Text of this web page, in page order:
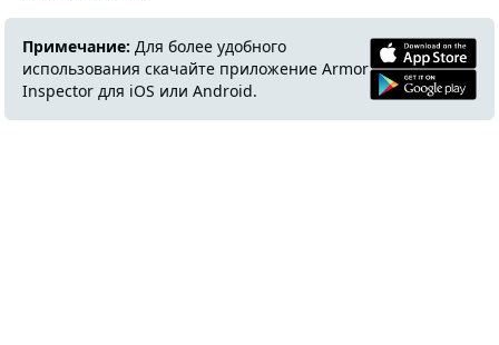
Примечание: Для более удобного
использования скачайте приложение Armor
Inspector для iOS или Android.